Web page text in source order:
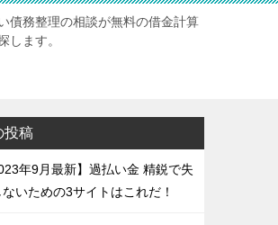
債務整理の相談が無料の借金計算
します。
投稿
年9月最新】過払い金 精鋭で失
ないための3サイトはこれだ！